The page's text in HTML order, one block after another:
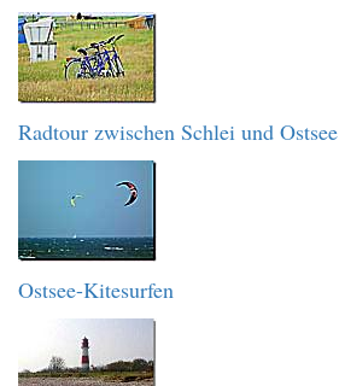
Radtour zwischen Schlei und Ostsee
Ostsee-Kitesurfen